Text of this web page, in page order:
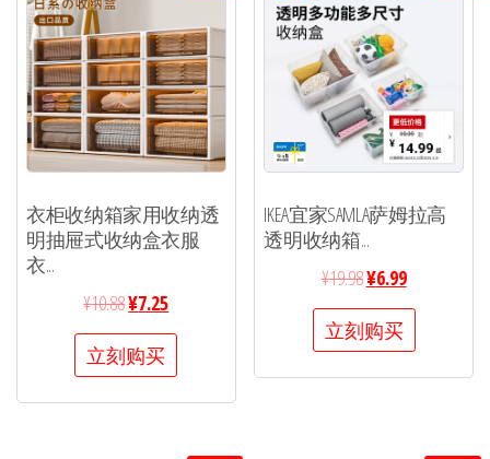
衣柜收纳箱家用收纳透
明抽屉式收纳盒衣服
衣...
¥10.88¥7.25
立刻购买
IKEA宜家SAMLA萨姆拉高
透明收纳箱...
¥19.98¥6.99
立刻购买